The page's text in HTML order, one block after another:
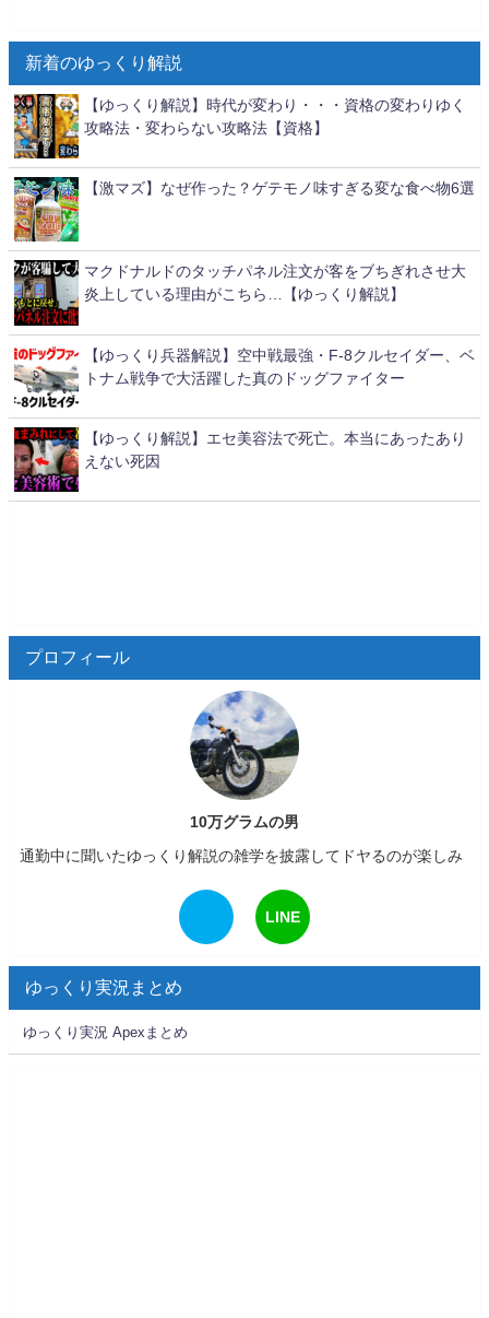
新着のゆっくり解説
【ゆっくり解説】時代が変わり・・・資格の変わりゆく
攻略法・変わらない攻略法【資格】
【激マズ】なぜ作った？ゲテモノ味すぎる変な食べ物6選
マクドナルドのタッチパネル注文が客をブちぎれさせ大
炎上している理由がこちら…【ゆっくり解説】
【ゆっくり兵器解説】空中戦最強・F-8クルセイダー、ベ
トナム戦争で大活躍した真のドッグファイター
【ゆっくり解説】エセ美容法で死亡。本当にあったあり
えない死因
プロフィール
10万グラムの男
通勤中に聞いたゆっくり解説の雑学を披露してドヤるのが楽しみ
LINE
ゆっくり実況まとめ
ゆっくり実況 Apexまとめ